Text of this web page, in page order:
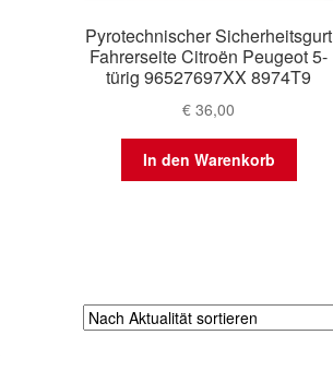
Pyrotechnischer Sicherheitsgurt
Fahrerseite Citroën Peugeot 5-
türig 96527697XX 8974T9
€ 36,00
In den Warenkorb